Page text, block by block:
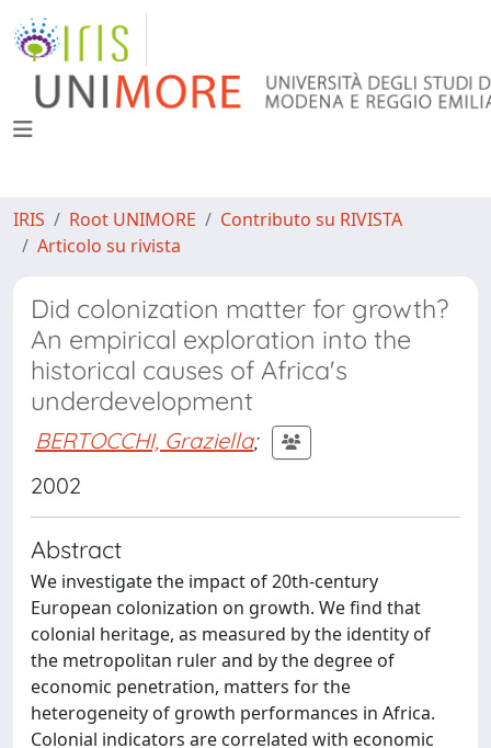
IRIS Root UNIMORE
Contributo su RIVISTA
Articolo su rivista
Did colonization matter for growth?
An empirical exploration into the
historical causes of Africa's
underdevelopment
BERTOCCHI, Graziella;
2002
Abstract
We investigate the impact of 20th-century
European colonization on growth. We find that
colonial heritage, as measured by the identity of
the metropolitan ruler and by the degree of
economic penetration, matters for the
heterogeneity of growth performances in Africa.
Colonial indicators are correlated with economic